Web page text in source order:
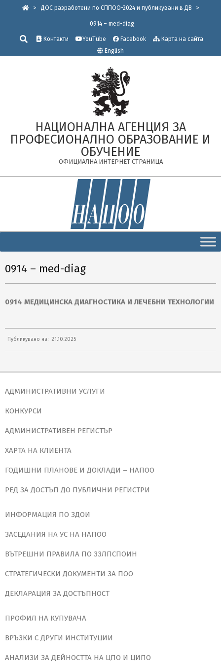
> ДОС разработени по СППОО-2024 и публикувани в ДВ >
0914 – med-diag
Търсене
Контакти YouTube Facebook
Карта на сайта
English
НАЦИОНАЛНА АГЕНЦИЯ ЗА
ПРОФЕСИОНАЛНО ОБРАЗОВАНИЕ И
ОБУЧЕНИЕ
ОФИЦИАЛНА ИНТЕРНЕТ СТРАНИЦА
Navigation
0914 – med-diag
0914 МЕДИЦИНСКА ДИАГНОСТИКА И ЛЕЧЕБНИ ТЕХНОЛОГИИ
Публикувано на: 21.10.2025
АДМИНИСТРАТИВНИ УСЛУГИ
КОНКУРСИ
АДМИНИСТРАТИВЕН РЕГИСТЪР
ХАРТА НА КЛИЕНТА
ГОДИШНИ ПЛАНОВЕ И ДОКЛАДИ – НАПОО
РЕД ЗА ДОСТЪП ДО ПУБЛИЧНИ РЕГИСТРИ
ИНФОРМАЦИЯ ПО ЗДОИ
ЗАСЕДАНИЯ НА УС НА НАПОО
ВЪТРЕШНИ ПРАВИЛА ПО ЗЗЛПСПОИН
СТРАТЕГИЧЕСКИ ДОКУМЕНТИ ЗА ПОО
ДЕКЛАРАЦИЯ ЗА ДОСТЪПНОСТ
ПРОФИЛ НА КУПУВАЧА
ВРЪЗКИ С ДРУГИ ИНСТИТУЦИИ
АНАЛИЗИ ЗА ДЕЙНОСТТА НА ЦПО И ЦИПО